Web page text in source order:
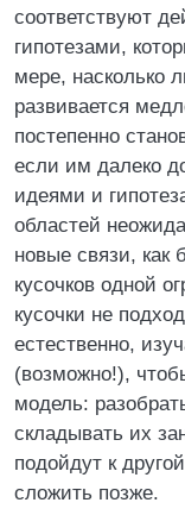
соответствуют
гипотезами,
мере, насколько
развивается
постепенно
если им далеко
идеями и
областей
новые связи, как
кусочков одной
кусочки не
естественно,
(возможно!),
модель:
складывать их
подойдут к
сложить позже.